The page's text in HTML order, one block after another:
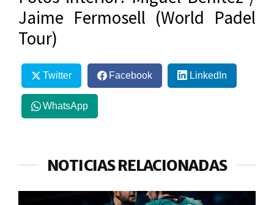
Jaime Fermosell (World Padel
Tour)
Twitter Facebook LinkedIn
WhatsApp
NOTICIAS RELACIONADAS